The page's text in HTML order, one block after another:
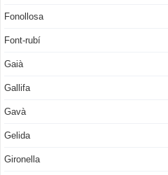
Fonollosa
Font-rubí
Gaià
Gallifa
Gavà
Gelida
Gironella